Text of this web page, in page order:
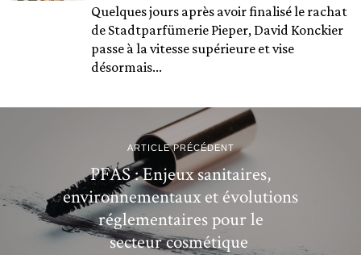
Quelques jours après avoir finalisé le rachat
de Stadtparfümerie Pieper, David Konckier
passe à la vitesse supérieure et vise
désormais...
ARTICLE PRÉCÉDENT
PFAS : Enjeux sanitaires,
environnementaux et évolutions
réglementaires pour le
secteur cosmétique